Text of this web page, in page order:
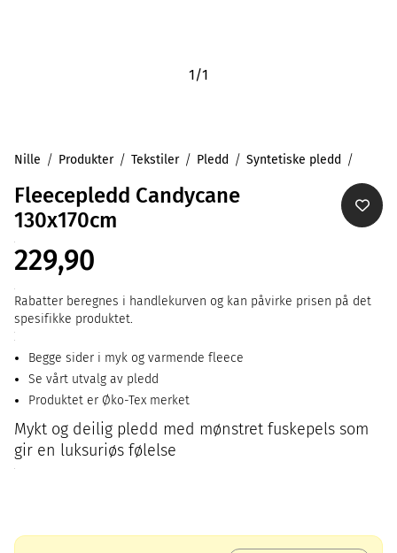
1/1
Nille Produkter Tekstiler Pledd Syntetiske pledd
Fleecepledd Candycane
130x170cm
229,90
Rabatter beregnes i handlekurven og kan påvirke prisen på det
spesifikke produktet.
Begge sider i myk og varmende fleece
Se vårt utvalg av pledd
Produktet er Øko-Tex merket
Mykt og deilig pledd med mønstret fuskepels som
gir en luksuriøs følelse